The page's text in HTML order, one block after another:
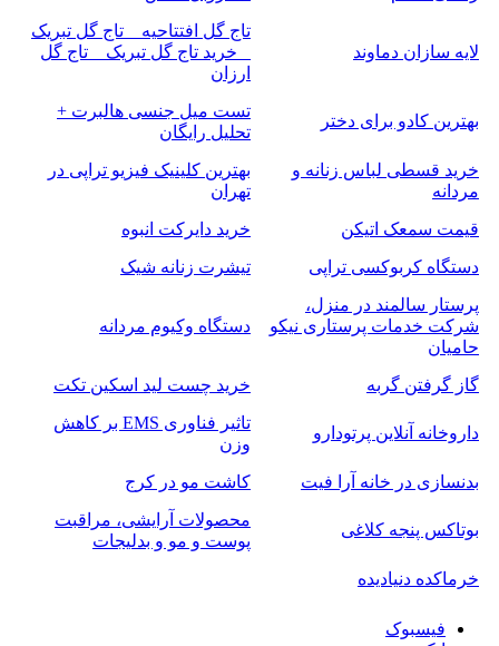
لایه سازان دماوند
تاج گل افتتاحیه _ تاج گل تبریک
_ خرید تاج گل تبریک _ تاج گل
ارزان
بهترین کادو برای دختر
تست میل جنسی هالبرت +
تحلیل رایگان
خرید قسطی لباس زنانه و
مردانه
بهترین کلینیک فیزیو تراپی در
تهران
قیمت سمعک اتیکن
خرید دایرکت انبوه
دستگاه کربوکسی تراپی
تیشرت زنانه شیک
پرستار سالمند در منزل،
شرکت خدمات پرستاری نیکو
حامیان
دستگاه وکیوم مردانه
گاز گرفتن گربه خرید چست لید اسکین تکت
داروخانه آنلاین پرتودارو
تاثیر فناوری EMS بر کاهش
وزن
بدنسازی در خانه آرا فیت
کاشت مو در کرج
بوتاکس پنجه کلاغی
محصولات آرایشی، مراقبت
پوست و مو و بدلیجات
خرماکده دنیادیده
فیسبوک